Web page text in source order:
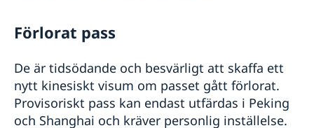
Förlorat pass
De är tidsödande och besvärligt att skaffa ett
nytt kinesiskt visum om passet gått förlorat.
Provisoriskt pass kan endast utfärdas i Peking
och Shanghai och kräver personlig inställelse.